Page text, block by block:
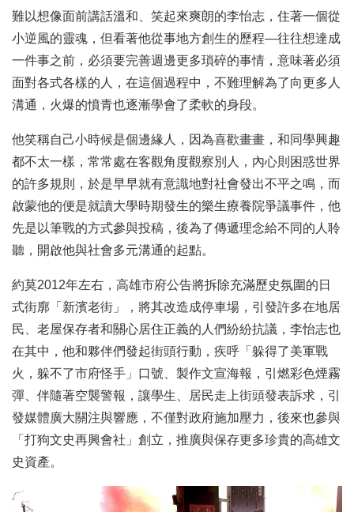
難以想像面前講話溫和、笑起來爽朗的李怡志，住著一個從
小逆風的靈魂，但看著他從事地方創生的歷程—往往想達成
一件事之前，必須要完善週邊更多瑣碎的事情，意味著必須
面對各式各樣的人，在這個過程中，不難理解為了向更多人
溝通，火爆的憤青也逐漸學會了柔軟的身段。
他笑稱自己小時候是個邊緣人，因為喜歡畫畫，和同學興趣
都不太一樣，常常處在客觀角度觀察別人，內心則困惑世界
的許多規則，於是早早就有意識地對社會發出不平之鳴，而
啟蒙他的便是就讀大學時期發生的樂生療養院爭議事件，他
先是以筆戰的方式參與投稿，後為了傳遞理念給不同的人聆
聽，開啟他與社會多元溝通的起點。
約莫2012年左右，高雄市府公告將拆除充滿歷史氛圍的日
式街廓「新濱老街」，將其改造成停車場，引發許多在地居
民、老屋保存者和關心居住正義的人們紛紛抗議，李怡志也
在其中，他和夥伴們發起街頭行動，疾呼「躲得了美軍戰
火，躲不了市府怪手」口號、製作文宣海報，引燃彩色煙霧
彈、伴隨著空襲警報，讓學生、居民走上街頭發表訴求，引
發媒體廣大關注與響應，不僅對政府施加壓力，後來也參與
「打狗文史再興會社」創立，推廣與保存更多珍貴的高雄文
史資產。